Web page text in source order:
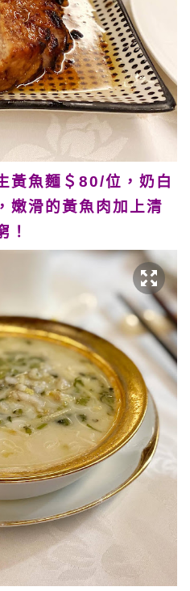
黃魚麵＄80/位，奶白
嫩滑的黃魚肉加上清
！